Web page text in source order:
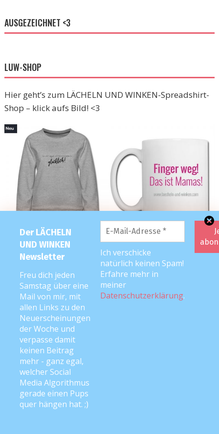
Der LÄCHELN
UND WINKEN
Newsletter
Freu dich jeden
Samstag über eine
Mail von mir, mit
allen Links zu den
Neuerscheinungen
der Woche und
verpasse damit
keinen Beitrag
mehr - ganz egal,
welcher Social
Media Algorithmus
gerade einen Pups
quer hängen hat. ;)
Ich verschicke
natürlich keinen Spam!
Erfahre mehr in
meiner
Datenschutzerklärung.
AUSGEZEICHNET <3
LUW-SHOP
Hier geht’s zum LÄCHELN UND WINKEN-Spreadshirt-
Shop – klick aufs Bild! <3
DIE LUW-MUTTI: ANKE ;)